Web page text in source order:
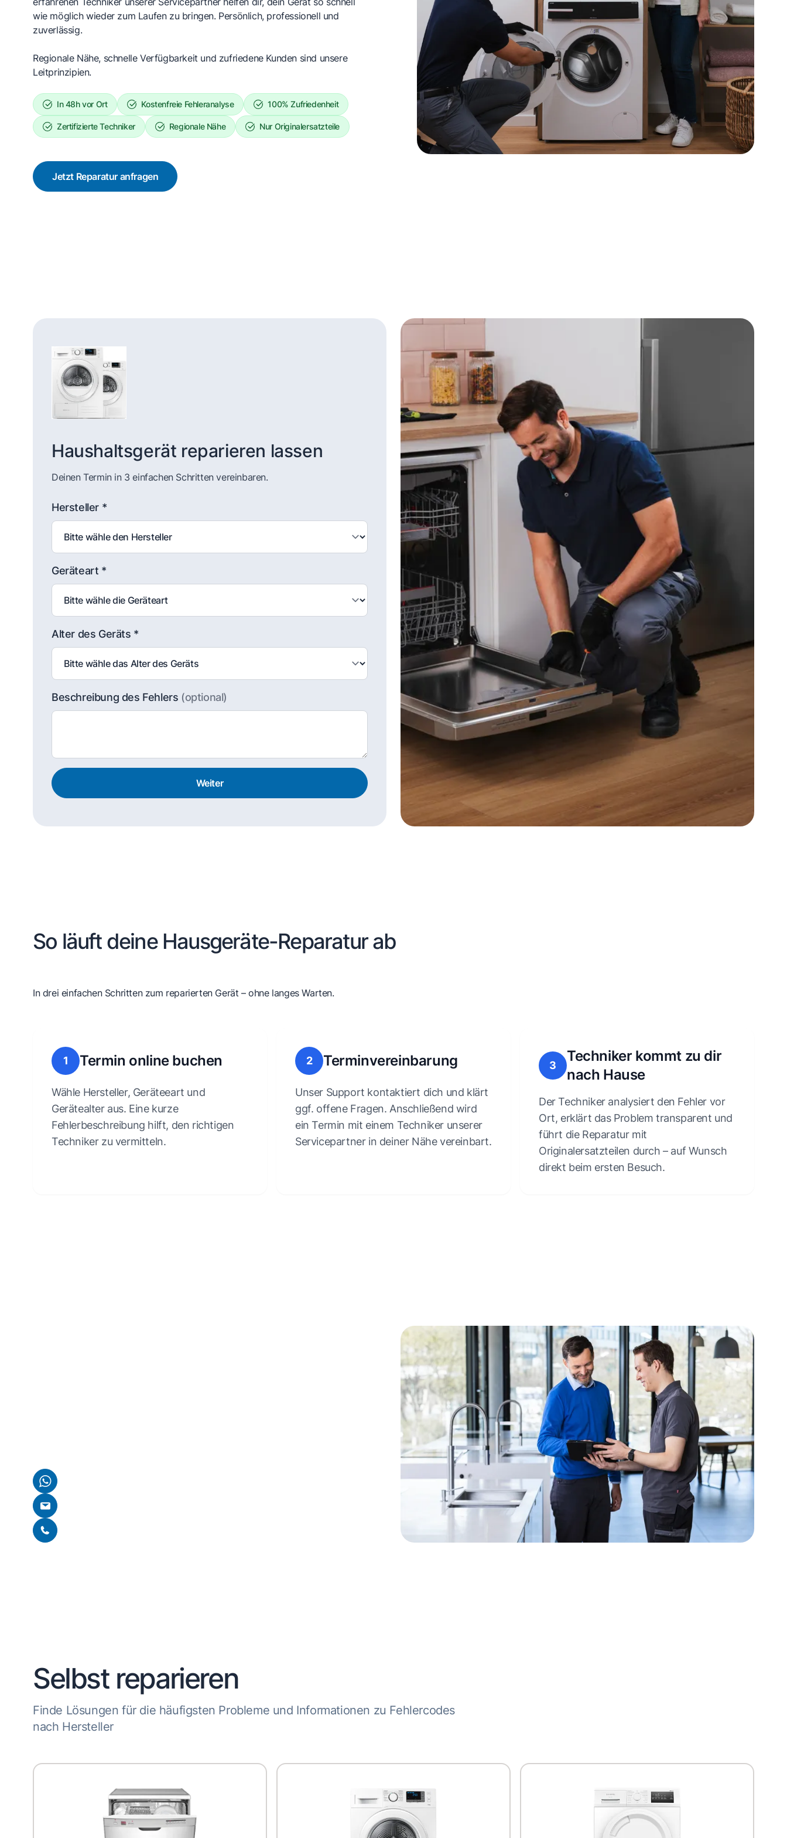
wie möglich wieder zum Laufen zu bringen. Persönlich, professionell und
zuverlässig.
Regionale Nähe, schnelle Verfügbarkeit und zufriedene Kunden sind unsere
Leitprinzipien.
In 48h vor Ort Kostenfreie Fehleranalyse 100% Zufriedenheit
Zertifizierte Techniker Regionale Nähe Nur Originalersatzteile
Jetzt Reparatur anfragen
Haushaltsgerät reparieren lassen
Deinen Termin in 3 einfachen Schritten vereinbaren.
Hersteller *
Geräteart *
Alter des Geräts *
Beschreibung des Fehlers (optional)
Weiter
So läuft deine Hausgeräte-Reparatur ab
In drei einfachen Schritten zum reparierten Gerät – ohne langes Warten.
1 Termin online buchen
Wähle Hersteller, Geräteeart und
Gerätealter aus. Eine kurze
Fehlerbeschreibung hilft, den richtigen
Techniker zu vermitteln.
2 Terminvereinbarung
Unser Support kontaktiert dich und klärt
ggf. offene Fragen. Anschließend wird
ein Termin mit einem Techniker unserer
Servicepartner in deiner Nähe vereinbart.
3
Techniker kommt zu dir
nach Hause
Der Techniker analysiert den Fehler vor
Ort, erklärt das Problem transparent und
führt die Reparatur mit
Originalersatzteilen durch – auf Wunsch
direkt beim ersten Besuch.
Selbst reparieren
Finde Lösungen für die häufigsten Probleme und Informationen zu Fehlercodes
nach Hersteller